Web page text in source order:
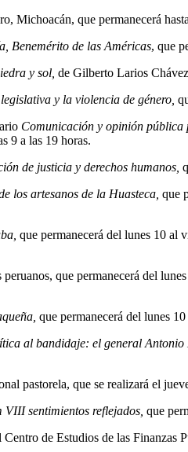
Michoacán, que permanecerá
Benemérito de las Américas, que
y sol, de Gilberto Larios
y la violencia de género,
Comunicación y opinión pública
9 a las 19 horas.
de justicia y derechos humanos,
los artesanos de la Huasteca, que
que permanecerá del lunes 10 al
que permanecerá del
que permanecerá del lunes
al bandidaje: el general Antonio
pastorela, que se realizará el
VIII sentimientos reflejados, que
de Estudios de las Finanzas